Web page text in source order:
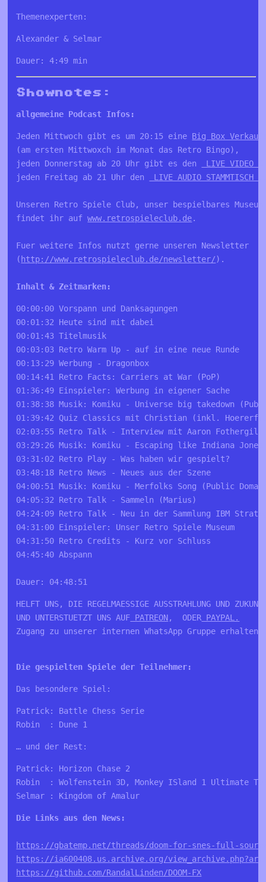
Themenexperten:
Alexander & Selmar
Dauer: 4:49 min
Shownotes:
allgemeine Podcast Infos:
Jeden Mittwoch gibt es um 20:15 eine Big Box
(am ersten Mittwoxch im Monat das Retro Bingo),
jeden Donnerstag ab 20 Uhr gibt es den
LIVE VIDEO
jeden Freitag ab 21 Uhr den
LIVE AUDIO STAMMTISCH
Unseren Retro Spiele Club, unser bespielbares
findet ihr auf www.retrospieleclub.de.
Fuer weitere Infos nutzt gerne unseren Newsletter
(http://www.retrospieleclub.de/newsletter/).
00:00:00 Vorspann und Danksagungen
00:01:32 Heute sind mit dabei
00:01:43 Titelmusik
00:03:03 Retro Warm Up - auf in eine neue Runde
00:13:29 Werbung - Dragonbox
00:14:41 Retro Facts: Carriers at War (PoP)
01:36:49 Einspieler: Werbung in eigener Sache
01:38:38 Musik: Komiku - Universe big takedown
01:39:42 Quiz Classics mit Christian (inkl.
02:03:55 Retro Talk - Interview mit Aaron Fothergill
03:29:26 Musik: Komiku - Escaping like Indiana
03:31:02 Retro Play - Was haben wir gespielt?
03:48:18 Retro News - Neues aus der Szene
04:00:51 Musik: Komiku - Merfolks Song (Public
04:05:32 Retro Talk - Sammeln (Marius)
04:24:09 Retro Talk - Neu in der Sammlung IBM
04:31:00 Einspieler: Unser Retro Spiele Museum
04:31:50 Retro Credits - Kurz vor Schluss
04:45:40 Abspann
Dauer: 04:48:51
HELFT UNS, DIE REGELMAESSIGE AUSSTRAHLUNG UND
UND UNTERSTUETZT UNS AUF PATREON,  ODER PAYPAL.
Zugang zu unserer internen WhatsApp Gruppe
Die gespielten Spiele der Teilnehmer:
Das besondere Spiel:
Patrick: Battle Chess Serie
Robin  : Dune 1
… und der Rest:
Patrick: Horizon Chase 2
Robin  : Wolfenstein 3D, Monkey ISland 1 Ultimate
Selmar : Kingdom of Amalur
https://gbatemp.net/threads/doom-for-snes-full-
https://ia600408.us.archive.org/
https://github.com/RandalLinden/DOOM-FX